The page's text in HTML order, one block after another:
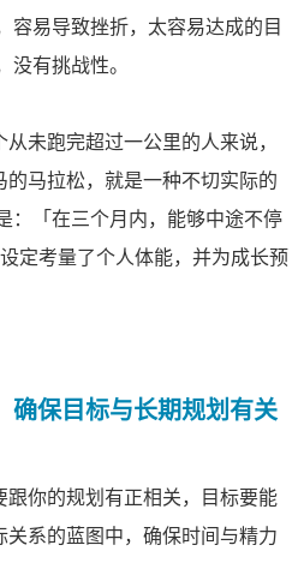
容易导致挫折，太容易达成的目
没有挑战性。
从未跑完超过一公里的人来说，
马拉松，就是一种不切实际的
：「在三个月内，能够中途不停
定考量了个人体能，并为成长预
确保目标与长期规划有关
你的规划有正相关，目标要能
系的蓝图中，确保时间与精力